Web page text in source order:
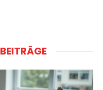
BEITRÄGE